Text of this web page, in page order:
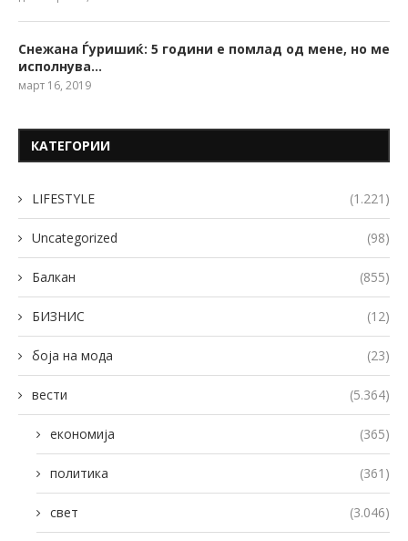
Снежана Ѓуришиќ: 5 години е помлад од мене, но ме
исполнува…
март 16, 2019
КАТЕГОРИИ
LIFESTYLE (1.221)
Uncategorized (98)
Балкан (855)
БИЗНИС (12)
боја на мода (23)
вести (5.364)
економија (365)
политика (361)
свет (3.046)